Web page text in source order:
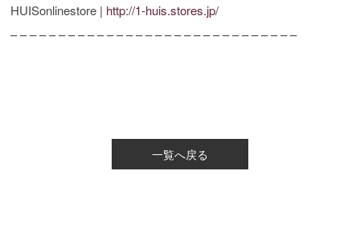
HUISonlinestore | http://1-huis.stores.jp/
– – – – – – – – – – – – – – – – – – – – – – – – – – – – – –
一覧へ戻る